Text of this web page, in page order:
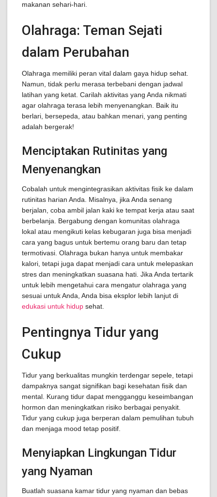
makanan sehari-hari.
Olahraga: Teman Sejati
dalam Perubahan
Olahraga memiliki peran vital dalam gaya hidup sehat.
Namun, tidak perlu merasa terbebani dengan jadwal
latihan yang ketat. Carilah aktivitas yang Anda nikmati
agar olahraga terasa lebih menyenangkan. Baik itu
berlari, bersepeda, atau bahkan menari, yang penting
adalah bergerak!
Menciptakan Rutinitas yang
Menyenangkan
Cobalah untuk mengintegrasikan aktivitas fisik ke dalam
rutinitas harian Anda. Misalnya, jika Anda senang
berjalan, coba ambil jalan kaki ke tempat kerja atau saat
berbelanja. Bergabung dengan komunitas olahraga
lokal atau mengikuti kelas kebugaran juga bisa menjadi
cara yang bagus untuk bertemu orang baru dan tetap
termotivasi. Olahraga bukan hanya untuk membakar
kalori, tetapi juga dapat menjadi cara untuk melepaskan
stres dan meningkatkan suasana hati. Jika Anda tertarik
untuk lebih mengetahui cara mengatur olahraga yang
sesuai untuk Anda, Anda bisa eksplor lebih lanjut di
edukasi untuk hidup sehat.
Pentingnya Tidur yang
Cukup
Tidur yang berkualitas mungkin terdengar sepele, tetapi
dampaknya sangat signifikan bagi kesehatan fisik dan
mental. Kurang tidur dapat mengganggu keseimbangan
hormon dan meningkatkan risiko berbagai penyakit.
Tidur yang cukup juga berperan dalam pemulihan tubuh
dan menjaga mood tetap positif.
Menyiapkan Lingkungan Tidur
yang Nyaman
Buatlah suasana kamar tidur yang nyaman dan bebas